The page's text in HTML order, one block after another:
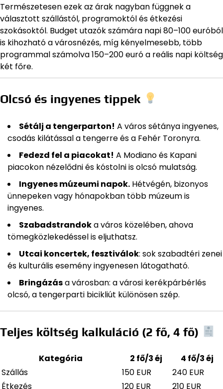
Természetesen ezek az árak nagyban függnek a
választott szállástól, programoktól és étkezési
szokásoktól. Budget utazók számára napi 80–100 euróból
is kihozható a városnézés, míg kényelmesebb, több
programmal számolva 150–200 euró a reális napi költség
két főre.
Olcsó és ingyenes tippek
Sétálj a tengerparton! A város sétánya ingyenes,
csodás kilátással a tengerre és a Fehér Toronyra.
Fedezd fel a piacokat! A Modiano és Kapani
piacokon nézelődni és kóstolni is olcsó mulatság.
Ingyenes múzeumi napok. Hétvégén, bizonyos
ünnepeken vagy hónapokban több múzeum is
ingyenes.
Szabadstrandoka város közelében, ahova
tömegközlekedéssel is eljuthatsz.
Utcai koncertek, fesztiválok: sok szabadtéri zenei
és kulturális esemény ingyenesen látogatható.
Bringázása városban: a városi kerékpárbérlés
olcsó, a tengerparti bicikliút különösen szép.
Teljes költség kalkuláció (2 fő, 4 fő)
Kategória 2 fő/3 éj
4 fő/3 éj
Szállás
150 EUR
240 EUR
Étkezés
120 EUR 210 EUR